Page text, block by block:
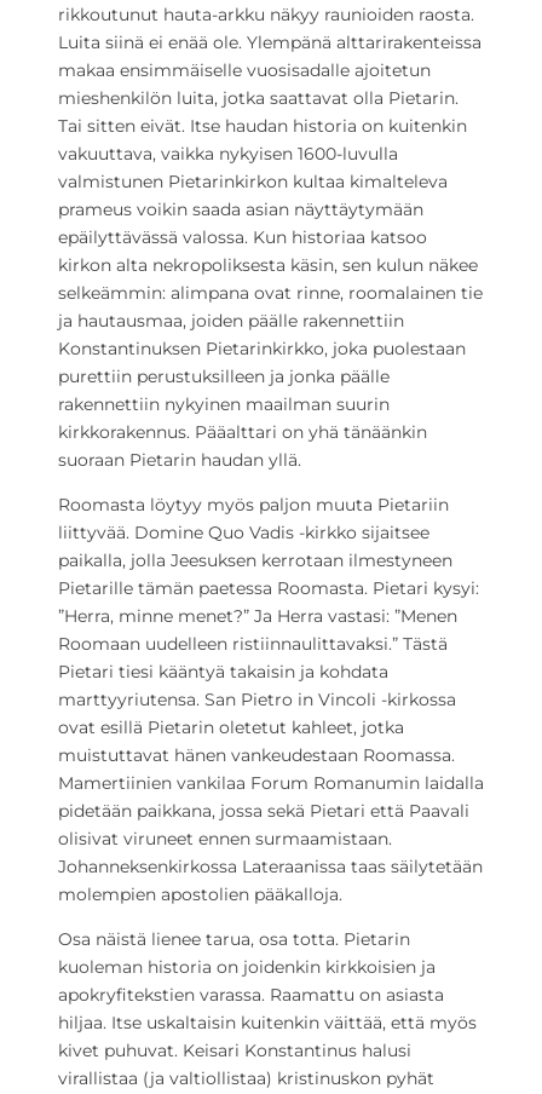
rikkoutunut hauta-arkku näkyy raunioiden raosta.
Luita siinä ei enää ole. Ylempänä alttarirakenteissa
makaa ensimmäiselle vuosisadalle ajoitetun
mieshenkilön luita, jotka saattavat olla Pietarin.
Tai sitten eivät. Itse haudan historia on kuitenkin
vakuuttava, vaikka nykyisen 1600-luvulla
valmistunen Pietarinkirkon kultaa kimalteleva
prameus voikin saada asian näyttäytymään
epäilyttävässä valossa. Kun historiaa katsoo
kirkon alta nekropoliksesta käsin, sen kulun näkee
selkeämmin: alimpana ovat rinne, roomalainen tie
ja hautausmaa, joiden päälle rakennettiin
Konstantinuksen Pietarinkirkko, joka puolestaan
purettiin perustuksilleen ja jonka päälle
rakennettiin nykyinen maailman suurin
kirkkorakennus. Pääalttari on yhä tänäänkin
suoraan Pietarin haudan yllä.
Roomasta löytyy myös paljon muuta Pietariin
liittyvää. Domine Quo Vadis -kirkko sijaitsee
paikalla, jolla Jeesuksen kerrotaan ilmestyneen
Pietarille tämän paetessa Roomasta. Pietari kysyi:
”Herra, minne menet?” Ja Herra vastasi: ”Menen
Roomaan uudelleen ristiinnaulittavaksi.” Tästä
Pietari tiesi kääntyä takaisin ja kohdata
marttyyriutensa. San Pietro in Vincoli -kirkossa
ovat esillä Pietarin oletetut kahleet, jotka
muistuttavat hänen vankeudestaan Roomassa.
Mamertiinien vankilaa Forum Romanumin laidalla
pidetään paikkana, jossa sekä Pietari että Paavali
olisivat viruneet ennen surmaamistaan.
Johanneksenkirkossa Lateraanissa taas säilytetään
molempien apostolien pääkalloja.
Osa näistä lienee tarua, osa totta. Pietarin
kuoleman historia on joidenkin kirkkoisien ja
apokryfitekstien varassa. Raamattu on asiasta
hiljaa. Itse uskaltaisin kuitenkin väittää, että myös
kivet puhuvat. Keisari Konstantinus halusi
virallistaa (ja valtiollistaa) kristinuskon pyhät